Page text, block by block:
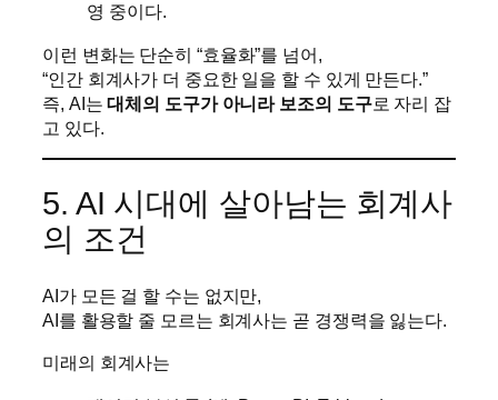
영 중이다.
이런 변화는 단순히 “효율화”를 넘어,
“인간 회계사가 더 중요한 일을 할 수 있게 만든다.”
즉, AI는대체의 도구가 아니라 보조의 도구로 자리 잡
고 있다.
5. AI 시대에 살아남는 회계사
의 조건
AI가 모든 걸 할 수는 없지만,
AI를 활용할 줄 모르는 회계사는 곧 경쟁력을 잃는다.
미래의 회계사는